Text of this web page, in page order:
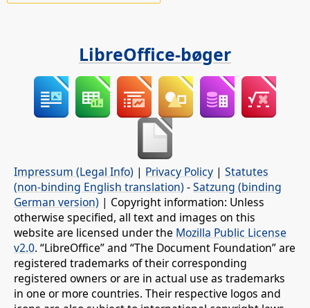
LibreOffice-bøger
Impressum (Legal Info) | Privacy Policy | Statutes
(non-binding English translation) -Satzung (binding
German version) | Copyright information: Unless
otherwise specified, all text and images on this
website are licensed under the Mozilla Public License
v2.0. “LibreOffice” and “The Document Foundation” are
registered trademarks of their corresponding
registered owners or are in actual use as trademarks
in one or more countries. Their respective logos and